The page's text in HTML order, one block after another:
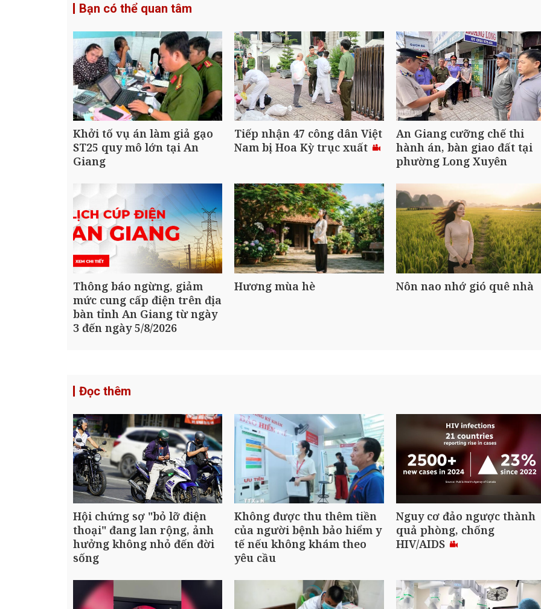
Bạn có thể quan tâm
Khởi tố vụ án làm giả gạo
ST25 quy mô lớn tại An
Giang
Tiếp nhận 47 công dân Việt
Nam bị Hoa Kỳ trục xuất
An Giang cưỡng chế thi
hành án, bàn giao đất tại
phường Long Xuyên
Thông báo ngừng, giảm
mức cung cấp điện trên địa
bàn tỉnh An Giang từ ngày
3 đến ngày 5/8/2026
Hương mùa hè Nôn nao nhớ gió quê nhà
Đọc thêm
Hội chứng sợ "bỏ lỡ điện
thoại" đang lan rộng, ảnh
hưởng không nhỏ đến đời
sống
Không được thu thêm tiền
của người bệnh bảo hiểm y
tế nếu không khám theo
yêu cầu
Nguy cơ đảo ngược thành
quả phòng, chống
HIV/AIDS